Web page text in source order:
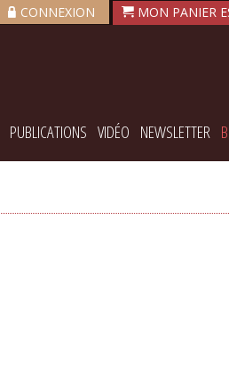
CONNEXION
PUBLICATIONS VIDÉO NEWSLETTER